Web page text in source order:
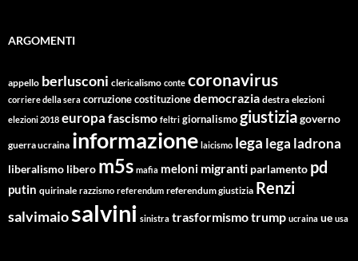
ARGOMENTI
appello berlusconi clericalismo conte coronavirus
corriere della sera corruzionecostituzionedemocrazia destra elezioni
elezioni 2018 europa fascismo feltri giornalismogiustiziagoverno
guerra ucraina informazione laicismo lega lega ladrona
liberalismo libero m5s mafia meloni migranti parlamento pd
putin quirinale razzismo referendum referendum giustizia Renzi
salvimaiosalvini sinistra trasformismotrump ucraina ue usa